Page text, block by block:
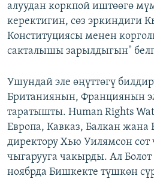
алуудан коркпой иштөөгө
керектигин, сөз эркиндиги
Конституциясы менен
сакталышы зарылдыгын"
Ушундай эле өңүттөгү
Британиянын, Франциянын
таратышты. Human Rights
Европа, Кавказ, Балкан жана
директору Хью Уилямсон
чыгарууга чакырды. Ал
ноябрда Бишкекте түшкөн